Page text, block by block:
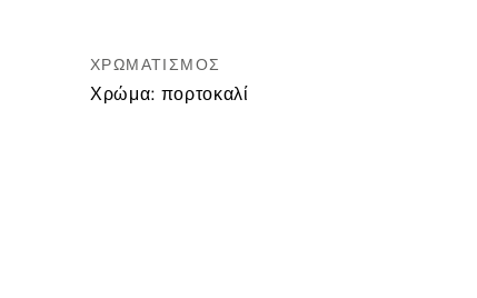
ΧΡΩΜΑΤΙΣΜΌΣ
Χρώμα: πορτοκαλί